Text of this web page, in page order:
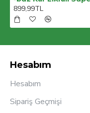
899,99TL
Hesabım
Hesabım
Sipariş Geçmişi